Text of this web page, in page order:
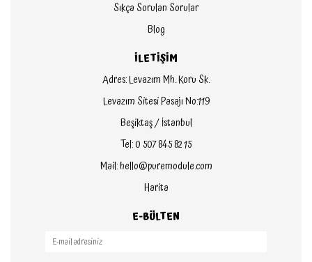
Sıkça Sorulan Sorular
Blog
İLETİŞİM
Adres: Levazım Mh. Koru Sk.
Levazım Sitesi Pasajı No:119
Beşiktaş / İstanbul
Tel: 0 507 845 82 15
Mail: hello@puremodule.com
Harita
E-BÜLTEN